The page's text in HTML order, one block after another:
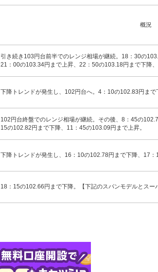
概況
引き続き103円台前半でのレンジ相場が継続。18：30の
21：00の103.34円まで上昇、22：50の103.18円まで下降
下降トレンドが発生し、102円台へ。4：10の102.83円ま
102円台終盤でのレンジ相場が継続。その後、8：45の
15の102.82円まで下降、11：45の103.09円まで上昇。
下降トレンドが発生し、16：10の102.78円まで下降、17
18：15の102.66円まで下降。【下記のスパンモデルとス